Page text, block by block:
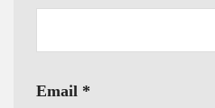
Email *